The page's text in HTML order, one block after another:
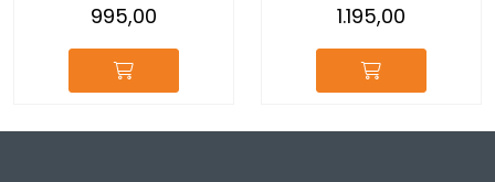
995,00 1.195,00